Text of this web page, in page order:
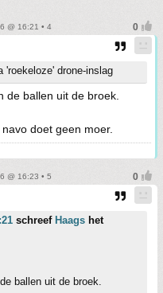
@ 16:21 • 4
'roekeloze' drone-inslag
de ballen uit de broek.
doet geen moer.
@ 16:23 • 5
schreef Haags het
ballen uit de broek.